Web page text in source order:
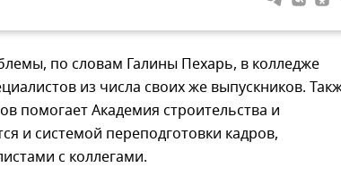
по словам Галины Пехарь, в колледже
из числа своих же выпускников.
помогает Академия строительства и
и системой переподготовки кадров,
с коллегами.